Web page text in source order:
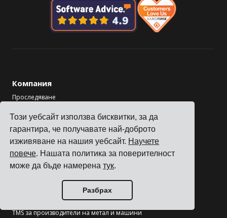
Този уебсайт използва бисквитки, за да
гарантира, че получавате най-доброто
изживяване на нашия уебсайт. Научете
повече. Нашата политика за поверителност
може да бъде намеренатук.
Разбрах
Компания
Проследяване
Истории на клиенти
Станете партньор
Индустрии
TMS за производители на електроника
TMS за производители на химикали
TMS за производители на метал и машини